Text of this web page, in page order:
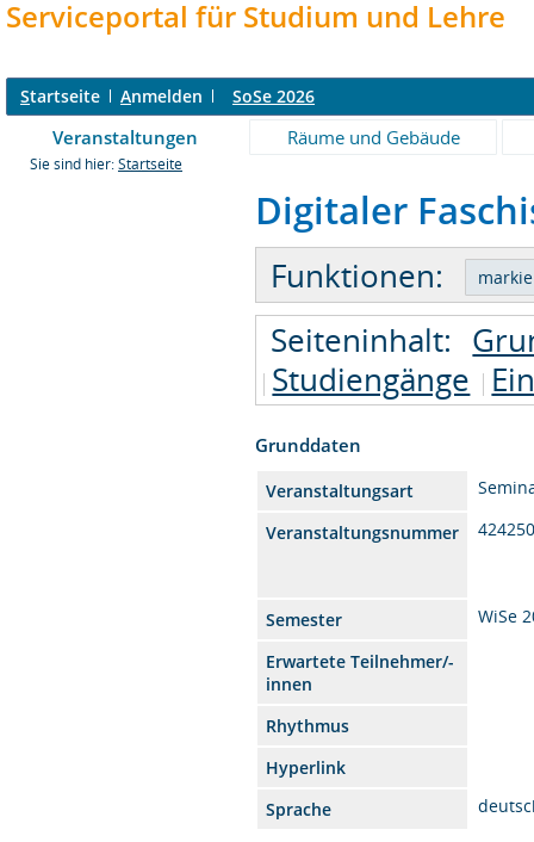
Serviceportal für Studium und Lehre
Startseite Anmelden SoSe 2026
Veranstaltungen Räume und Gebäude
Sie sind hier: Startseite
Digitaler
Funktionen:
Seiteninhalt:
Studiengänge
Grunddaten
Veranstaltungsart
Veranstaltungsnummer
Semester
WiSe
Erwartete Teilnehmer/-
innen
Rhythmus
Hyperlink
Sprache